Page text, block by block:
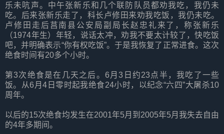
乐未吭声。中午张新乐和几个联防队员都劝我吃，我仍未
吃。后来张新乐走了，科长卢修田来劝我吃饭，我仍未吃。
卢修田走后莒南县公安局副局长赵忠礼来了，称张新乐
（1974年生）年轻，说话太冲，劝我不要太计较了，快吃饭
吧，并明确表示“你有权吃饭”。于是我恢复了正常进食。这次
绝食时间有20多个小时。
第3次绝食是在几天之后。6月3日约23点半，我吃了一些
饭。从6月4日零时起我绝食24小时，以纪念“六四”大屠杀10
周年。
以后的15次绝食均发生在2001年5月到2005年5月我失去自由
的4年多期间。